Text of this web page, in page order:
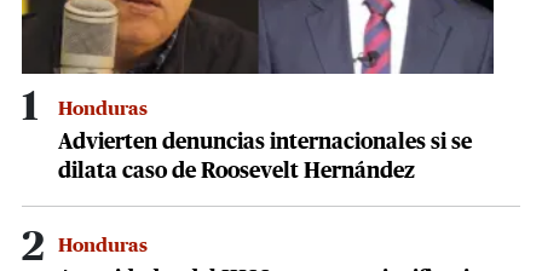
1 Honduras
Advierten denuncias internacionales si se
dilata caso de Roosevelt Hernández
2 Honduras